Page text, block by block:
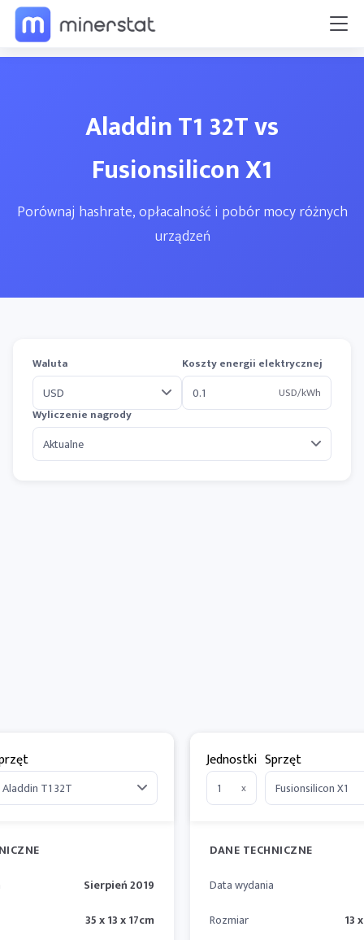
Aladdin T1 32T vs
Fusionsilicon X1
Porównaj hashrate, opłacalność i pobór mocy różnych
urządzeń
Waluta
Koszty energii elektrycznej
USD/kWh
Wyliczenie nagrody
Sierpień 2019
35 x 13 x 17cm
Jednostki
x
Sprzęt
DANE TECHNICZNE
Data wydania
Rozmiar
13